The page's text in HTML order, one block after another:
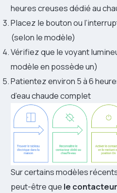
heures creuses dédié au
Placez le bouton ou
(selon le modèle)
Vérifiez que le voyant
modèle en possède un)
Patientez environ 5 à 6
d’eau chaude complet
Sur certains modèles
peut-être que le